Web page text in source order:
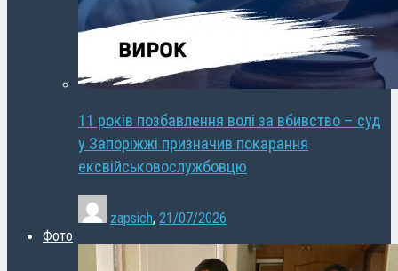
11 років позбавлення волі за вбивство – суд
у Запоріжжі призначив покарання
ексвійськовослужбовцю
zapsich, 21/07/2026
Фото